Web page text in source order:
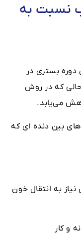
نسبت به
دوره بستری در
است در حالی که در روش
بین دنده ای که
به انتقال خون
و کار